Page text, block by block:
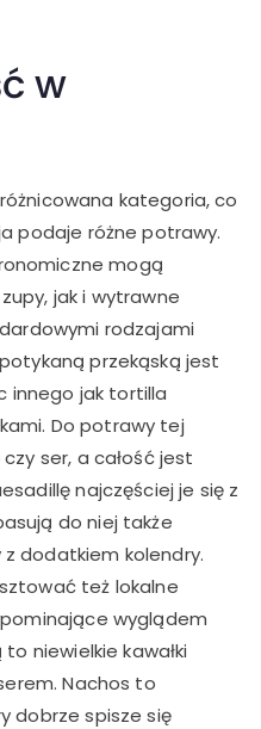
w
kategoria, co
podaje różne potrawy.
mogą
jak i wytrawne
rodzajami
przekąską jest
innego jak tortilla
Do potrawy tej
ser, a całość jest
najczęściej je się z
do niej także
dodatkiem kolendry.
też lokalne
wyglądem
niewielkie kawałki
Nachos to
dobrze spisze się